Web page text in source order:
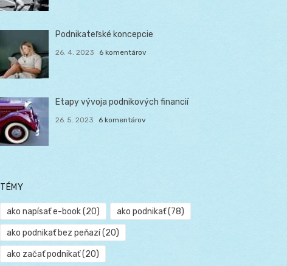
Podnikateľské koncepcie
26. 4. 2023 6 komentárov
Etapy vývoja podnikových financií
26. 5. 2023 6 komentárov
TÉMY
ako napísať e-book(20) ako podnikať(78)
ako podnikať bez peňazí(20)
ako začať podnikať(20)